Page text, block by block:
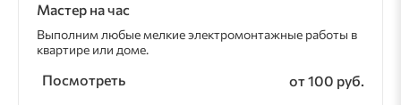
Мастер на час
Выполним любые мелкие электромонтажные работы в
квартире или доме.
Посмотреть от 100 руб.